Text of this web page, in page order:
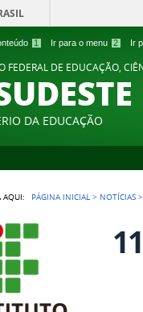
1 Ir para o menu 2 Ir
FEDERAL DE EDUCAÇÃO,
DA EDUCAÇÃO
AQUI: PÁGINA INICIAL > NOTÍCIAS >
11